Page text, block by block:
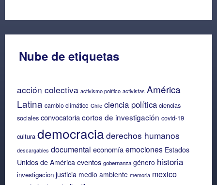
Nube de etiquetas
acción colectiva activismo político activistas América
Latina cambio climático Chile ciencia política ciencias
sociales convocatoriacortos de investigación covid-19
cultura democracia derechos humanos
descargables documental economíaemociones Estados
Unidos de América eventos gobernanza género historia
investigacion justicia medio ambiente memoria mexico